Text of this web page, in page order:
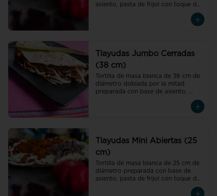
asiento, pasta de frijol con toque de
Tlayudas Jumbo Cerradas
(38 cm)
Tortilla de masa blanca de 38 cm de
diámetro doblada por la mitad
preparada con base de asiento,
pasta de frijol con toque de hoja de
Tlayudas Mini Abiertas (25
cm)
Tortilla de masa blanca de 25 cm de
diámetro preparada con base de
asiento, pasta de frijol con toque de